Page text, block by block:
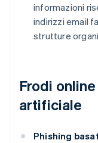
informazioni
indirizzi email
strutture
Frodi
artificiale
Phishing